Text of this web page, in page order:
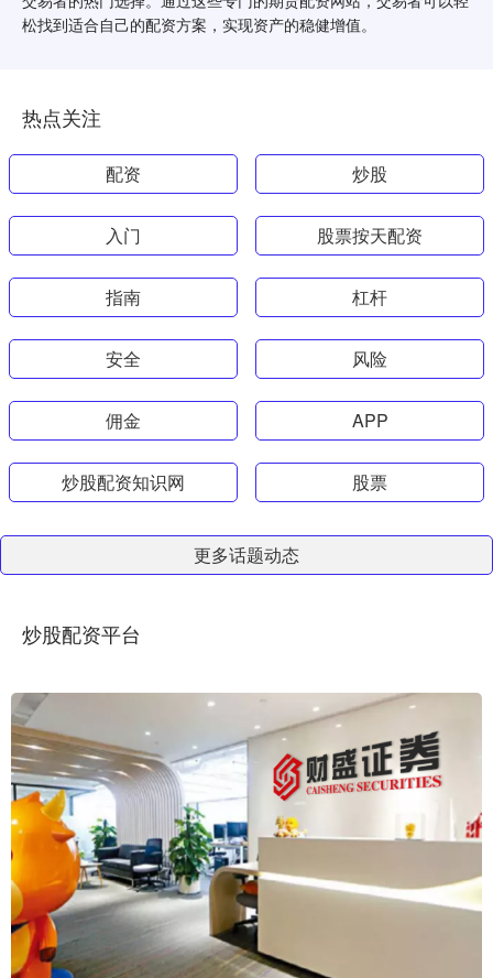
松找到适合自己的配资方案，实现资产的稳健增值。
热点关注
配资 炒股
入门 股票按天配资
指南 杠杆
安全 风险
佣金 APP
炒股配资知识网 股票
更多话题动态
炒股配资平台